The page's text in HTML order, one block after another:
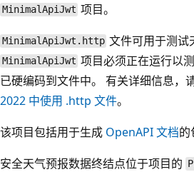
MinimalApiJwt 项目。
MinimalApiJwt.http 文件可用于测试
MinimalApiJwt 项目必须正在运行以
已硬编码到文件中。 有关详细信息，
2022 中使用 .http 文件。
该项目包括用于生成 OpenAPI 文档的
安全天气预报数据终结点位于项目的